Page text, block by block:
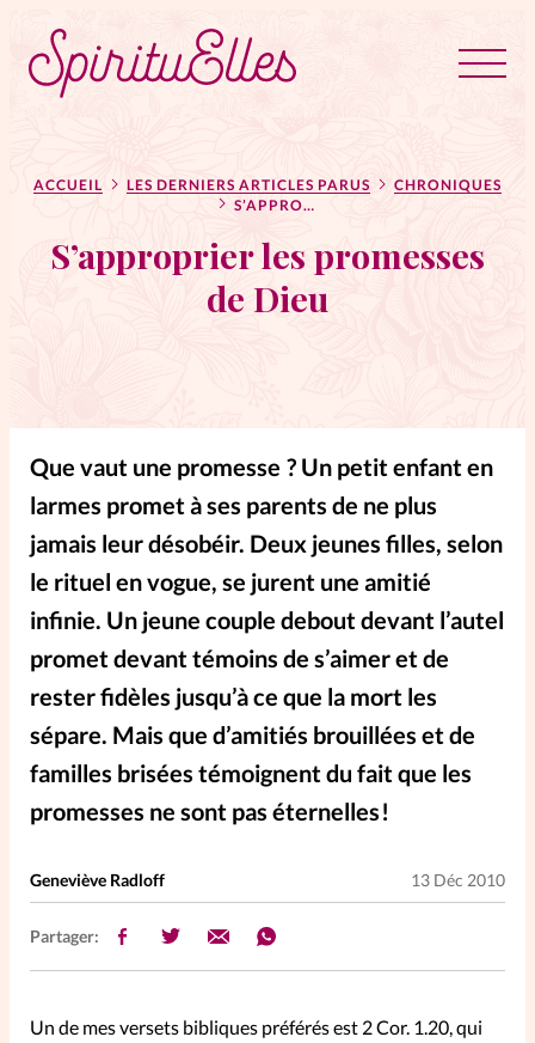
Tous les articles
Actus
Actus au féminin
Edito
Elles nous inspirent
Entre4yeux
L'anecdote
La Bible au féminin
Lifestyle
Littérature
RelationnElles
ACCUEIL LES DERNIERS ARTICLES PARUS
CHRONIQUES
S’APPROPRIER LES PROMESSES DE DIEU
S’approprier les promesses
de Dieu
Que vaut une promesse ? Un petit enfant en
larmes promet à ses parents de ne plus
jamais leur désobéir. Deux jeunes filles, selon
le rituel en vogue, se jurent une amitié
infinie. Un jeune couple debout devant l’autel
promet devant témoins de s’aimer et de
rester fidèles jusqu’à ce que la mort les
sépare. Mais que d’amitiés brouillées et de
familles brisées témoignent du fait que les
promesses ne sont pas éternelles !
Geneviève Radloff 13 Déc 2010
Partager:
Un de mes versets bibliques préférés est 2 Cor. 1.20, qui